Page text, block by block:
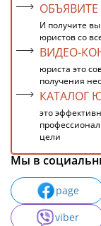
И получите
юристов со
ВИДЕО-
юриста это
получения
КАТАЛОГ
это
цели
Мы в
page
viber